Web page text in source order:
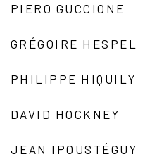
PIERO GUCCIONE
GRÉGOIRE HESPEL
PHILIPPE HIQUILY
DAVID HOCKNEY
JEAN IPOUSTÉGUY